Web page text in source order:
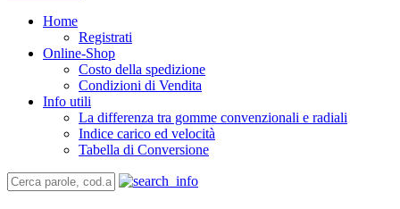
Home
Registrati
Online-Shop
Costo della spedizione
Condizioni di Vendita
Info utili
La differenza tra gomme convenzionali e radiali
Indice carico ed velocità
Tabella di Conversione